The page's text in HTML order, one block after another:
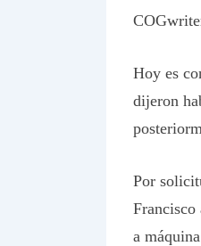
Hoy es
dijeron
Por
Francisco
a